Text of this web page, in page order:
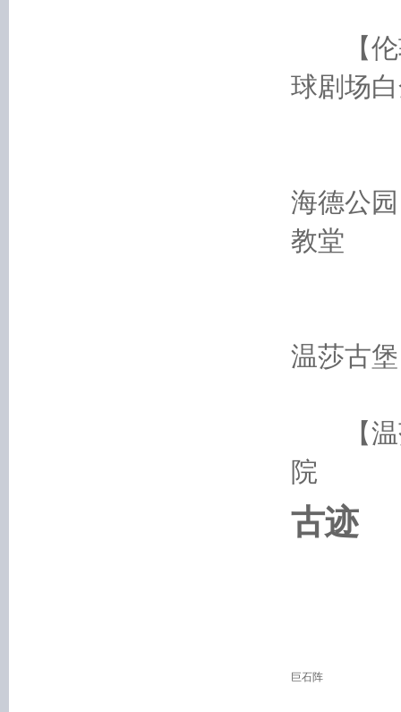
【伦敦
球剧场
海德公
教堂
温莎古
【温莎
院
古迹
巨石阵